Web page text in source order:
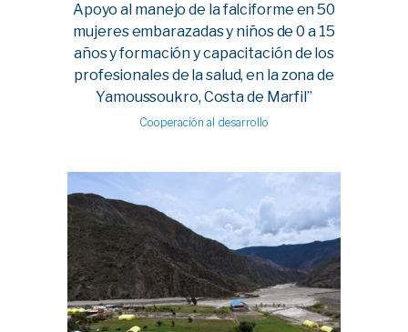
Apoyo al manejo de la falciforme en 50
mujeres embarazadas y niños de 0 a 15
años y formación y capacitación de los
profesionales de la salud, en la zona de
Yamoussoukro, Costa de Marfil”
Cooperación al desarrollo